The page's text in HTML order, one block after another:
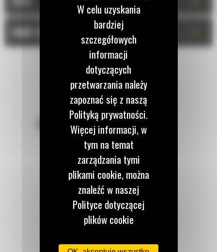
DANE TECHNICZNE
POZOSTAŃMY W KONTAKCIE
Zadzwoń do nas
122 100 122
WYŚLIJ WIADOMOŚĆ
W celu uzyskania
bardziej
szczegółowych
informacji
dotyczących
przetwarzania należy
zapoznać się z naszą
Polityką prywatności.
Więcej informacji, w
tym na temat
zarządzania tymi
plikami cookie, można
znaleźć w naszej
Polityce dotyczącej
plików cookie